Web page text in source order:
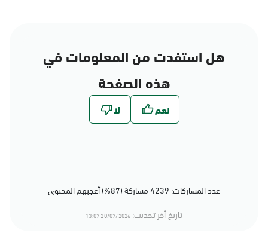
هل استفدت من المعلومات في
هذه الصفحة
عدد المشاركات: 4239 مشاركة (87%) أعجبهم المحتوى
تاريخ أخر تحديث: 20/07/2026 13:07